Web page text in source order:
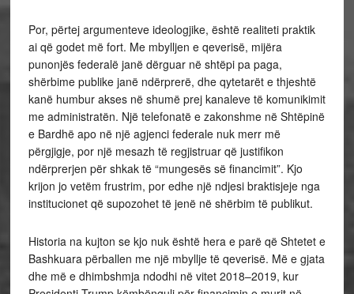
Por, përtej argumenteve ideologjike, është realiteti praktik
ai që godet më fort. Me mbylljen e qeverisë, mijëra
punonjës federalë janë dërguar në shtëpi pa paga,
shërbime publike janë ndërprerë, dhe qytetarët e thjeshtë
kanë humbur akses në shumë prej kanaleve të komunikimit
me administratën. Një telefonatë e zakonshme në Shtëpinë
e Bardhë apo në një agjenci federale nuk merr më
përgjigje, por një mesazh të regjistruar që justifikon
ndërprerjen për shkak të “mungesës së financimit”. Kjo
krijon jo vetëm frustrim, por edhe një ndjesi braktisjeje nga
institucionet që supozohet të jenë në shërbim të publikut.
Historia na kujton se kjo nuk është hera e parë që Shtetet e
Bashkuara përballen me një mbyllje të qeverisë. Më e gjata
dhe më e dhimbshmja ndodhi në vitet 2018–2019, kur